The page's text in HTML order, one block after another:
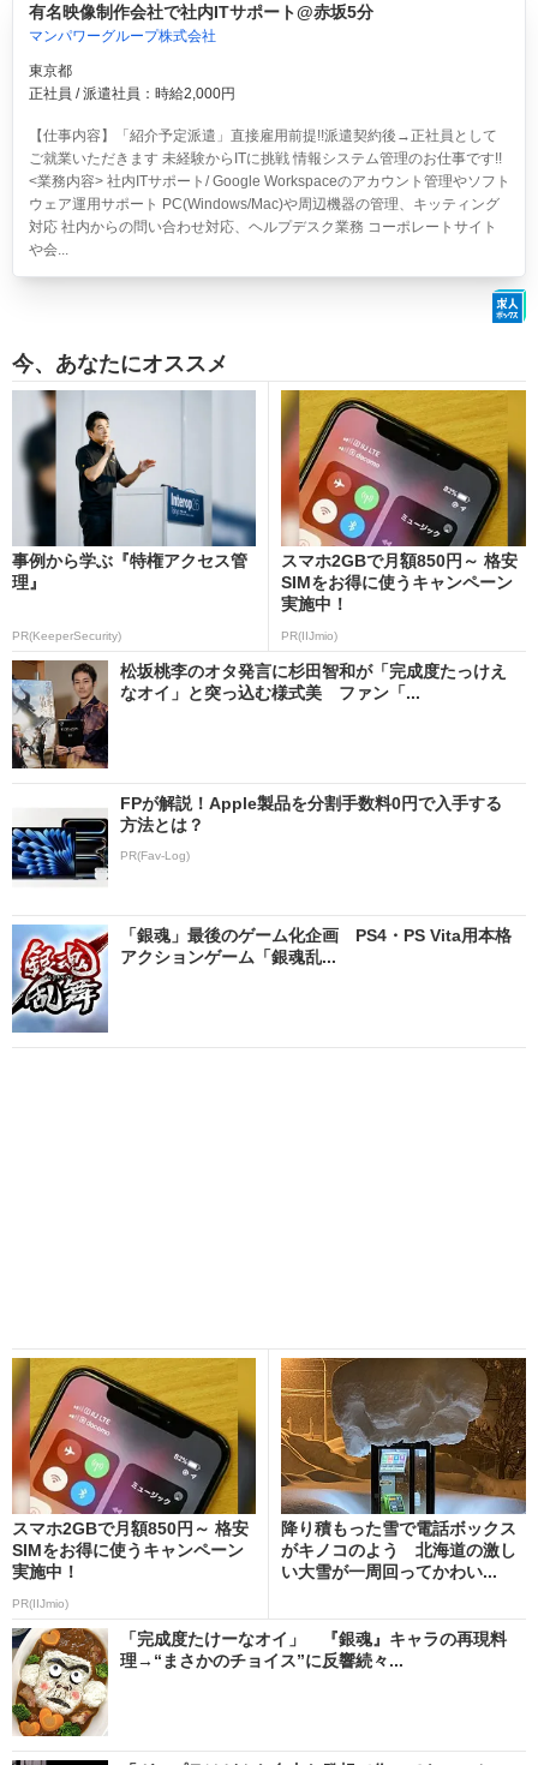
有名映像制作会社で社内ITサポート@赤坂5分
マンパワーグループ株式会社
東京都
正社員 / 派遣社員：時給2,000円
【仕事内容】「紹介予定派遣」直接雇用前提!!派遣契約後→正社員として
ご就業いただきます 未経験からITに挑戦 情報システム管理のお仕事です!!
<業務内容> 社内ITサポート/ Google Workspaceのアカウント管理やソフト
ウェア運用サポート PC(Windows/Mac)や周辺機器の管理、キッティング
対応 社内からの問い合わせ対応、ヘルプデスク業務 コーポレートサイト
や会...
今、あなたにオススメ
事例から学ぶ『特権アクセス管
理』
PR(KeeperSecurity)
スマホ2GBで月額850円～ 格安
SIMをお得に使うキャンペーン
実施中！
PR(IIJmio)
松坂桃李のオタ発言に杉田智和が「完成度たっけえ
なオイ」と突っ込む様式美 ファン「...
FPが解説！Apple製品を分割手数料0円で入手する
方法とは？
PR(Fav-Log)
「銀魂」最後のゲーム化企画 PS4・PS Vita用本格
アクションゲーム「銀魂乱...
スマホ2GBで月額850円～ 格安
SIMをお得に使うキャンペーン
実施中！
PR(IIJmio)
降り積もった雪で電話ボックス
がキノコのよう 北海道の激し
い大雪が一周回ってかわい...
「完成度たけーなオイ」 『銀魂』キャラの再現料
理→“まさかのチョイス”に反響続々...